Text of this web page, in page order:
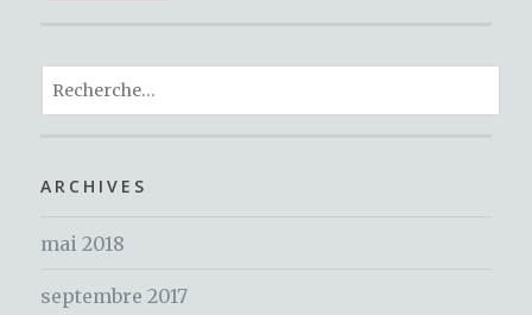
c
b
o
k
it
r
te
ta
R
e
h
r
ARCHIVES
mai 2018
septembre 2017